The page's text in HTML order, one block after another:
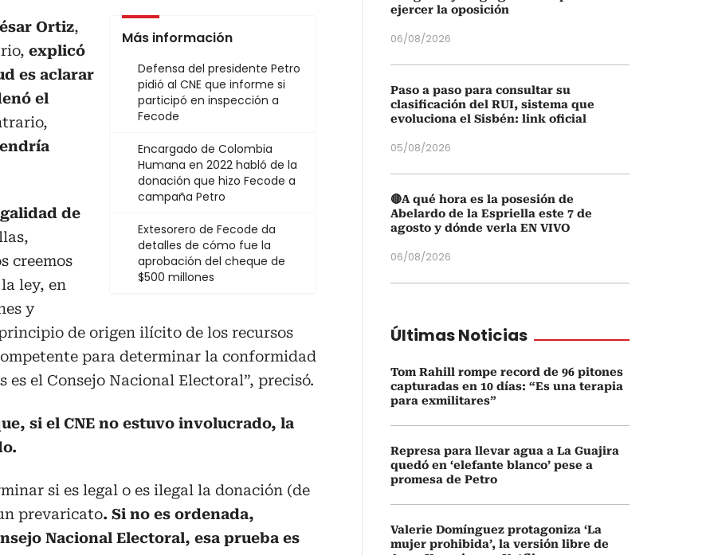
Más información
Defensa del presidente Petro
pidió al CNE que informe si
participó en inspección a
Fecode
Encargado de Colombia
Humana en 2022 habló de la
donación que hizo Fecode a
campaña Petro
Extesorero de Fecode da
detalles de cómo fue la
aprobación del cheque de
$500 millones
Ortiz,
explicó
es aclarar
el
de
creemos
ley, en
y
de origen ilícito de los recursos
para determinar la conformidad
es el Consejo Nacional Electoral”, precisó.
si el CNE no estuvo involucrado, la
si es legal o es ilegal la donación (de
prevaricato. Si no es ordenada,
Nacional Electoral, esa prueba es
ejercer la oposición
06/08/2026
Paso a paso para consultar su
clasificación del RUI, sistema que
evoluciona el Sisbén: link oficial
05/08/2026
🔴A qué hora es la posesión de
Abelardo de la Espriella este 7 de
agosto y dónde verla EN VIVO
06/08/2026
Últimas Noticias
Tom Rahill rompe record de 96 pitones
capturadas en 10 días: “Es una terapia
para exmilitares”
Represa para llevar agua a La Guajira
quedó en ‘elefante blanco’ pese a
promesa de Petro
Valerie Domínguez protagoniza ‘La
mujer prohibida’, la versión libre de